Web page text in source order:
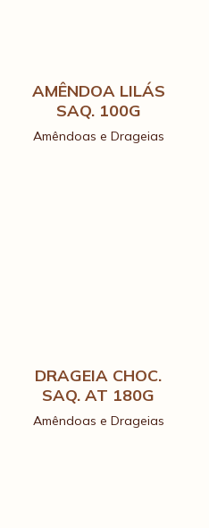
Amêndoas e Drageias
AMÊNDOA LILÁS
SAQ. 100G
Amêndoas e Drageias
DRAGEIA CHOC.
SAQ. AT 180G